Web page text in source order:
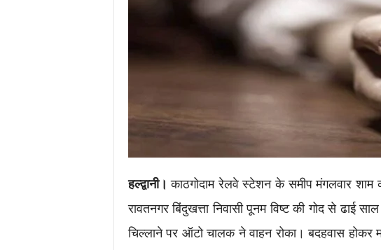
हल्द्वानी। काठगोदाम रेलवे स्टेशन के समीप मंगलवार
रावतनगर बिंदुखत्ता निवासी पूनम विष्ट की गोद से ढाई
चिल्लाने पर ऑटो चालक ने वाहन रोका। बदहवास होकर